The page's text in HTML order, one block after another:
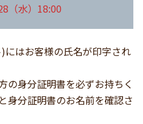
（水）18:00
はお客様の氏名が印字され
身分証明書を必ずお持ちく
身分証明書のお名前を確認さ